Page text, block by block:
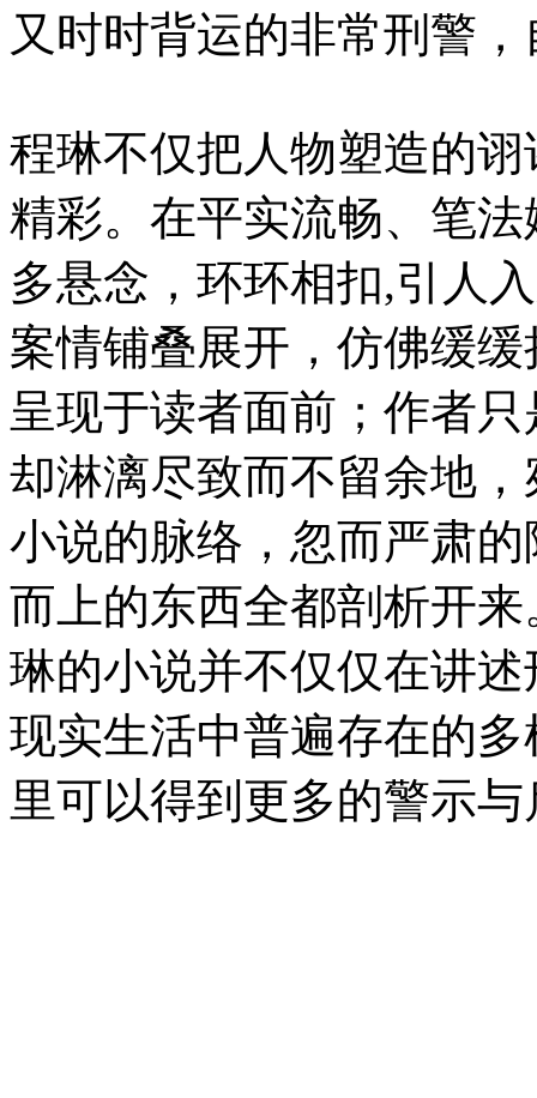
又时时背运的非常刑警
程琳不仅把人物塑造的
精彩。在平实流畅、笔
多悬念，环环相扣,引人
案情铺叠展开，仿佛缓
呈现于读者面前；作者
却淋漓尽致而不留余地
小说的脉络，忽而严肃
而上的东西全都剖析开
琳的小说并不仅仅在讲
现实生活中普遍存在的
里可以得到更多的警示